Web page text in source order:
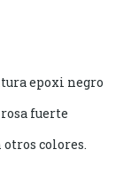
epoxi negro
fuerte
colores.